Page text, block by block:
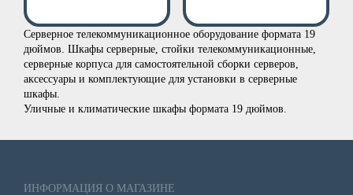
Серверное телекоммуникационное оборудование формата 19
дюймов. Шкафы серверные, стойки телекоммуникационные,
серверные корпуса для самостоятельной сборки серверов,
аксессуары и комплектующие для установки в серверные
шкафы.
Уличные и климатические шкафы формата 19 дюймов.
ИНФОРМАЦИЯ О МАГАЗИНЕ